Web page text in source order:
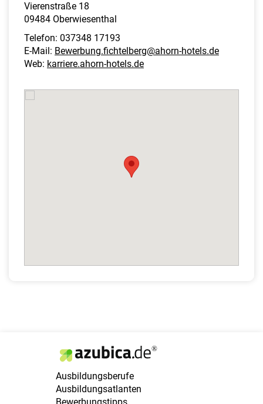
Vierenstraße 18
09484 Oberwiesenthal
Telefon: 037348 17193
E-Mail: Bewerbung.fichtelberg@ahorn-hotels.de
Web: karriere.ahorn-hotels.de
Ausbildungsberufe
Ausbildungsatlanten